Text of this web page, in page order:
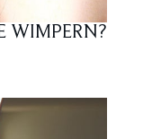
WIMPERN?